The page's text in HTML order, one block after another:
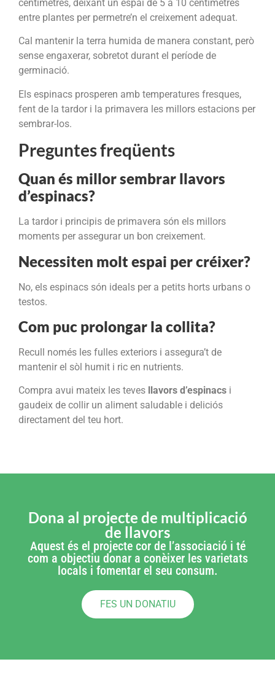
centímetres, deixant un espai de 5 a 10 centímetres
entre plantes per permetre’n el creixement adequat.
Cal mantenir la terra humida de manera constant, però
sense engaxerar, sobretot durant el període de
germinació.
Els espinacs prosperen amb temperatures fresques,
fent de la tardor i la primavera les millors estacions per
sembrar-los.
Preguntes freqüents
Quan és millor sembrar llavors
d’espinacs?
La tardor i principis de primavera són els millors
moments per assegurar un bon creixement.
Necessiten molt espai per créixer?
No, els espinacs són ideals per a petits horts urbans o
testos.
Com puc prolongar la collita?
Recull només les fulles exteriors i assegura’t de
mantenir el sòl humit i ric en nutrients.
Compra avui mateix les teves llavors d’espinacs i
gaudeix de collir un aliment saludable i deliciós
directament del teu hort.
Dona al projecte de multiplicació
de llavors
Aquest és el projecte cor de l’associació i té
com a objectiu donar a conèixer les varietats
locals i fomentar el seu consum.
FES UN DONATIU